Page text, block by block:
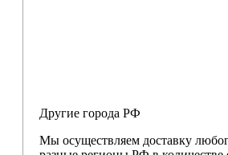
Другие города РФ
Мы осуществляем доставку